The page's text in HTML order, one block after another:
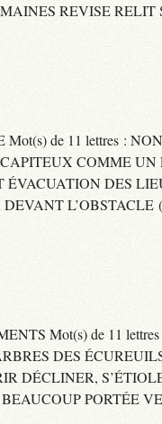
REVISE
de 11 lettres :
CAPITEUX COMME
ÉVACUATION DES
DEVANT
Mot(s) de 11
DES
DÉCLINER,
PORTÉE